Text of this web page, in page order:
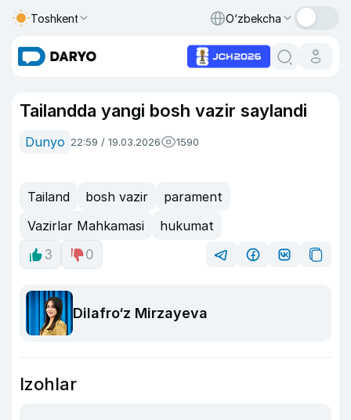
Toshkent O‘zbekcha
Tailandda yangi bosh vazir saylandi
Dunyo 22:59 / 19.03.2026 1590
Tailand bosh vazir
parament
Vazirlar Mahkamasi
hukumat
3
0
Dilafro‘z Mirzayeva
Izohlar